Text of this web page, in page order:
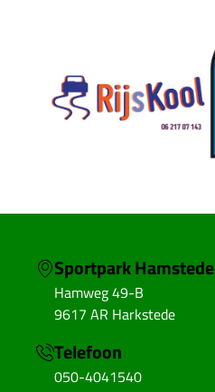
Sportpark Hamstede
Hamweg 49-B
9617 AR Harkstede
Telefoon
050-4041540